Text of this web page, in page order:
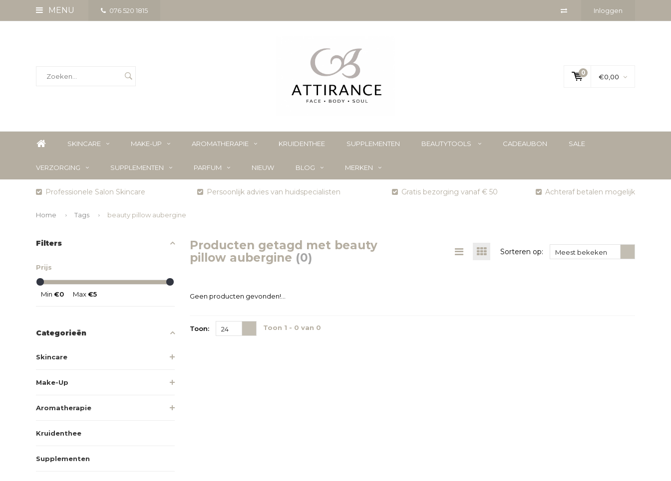
MENU 076 520 1815 Inloggen
0
€0,00
SKINCARE MAKE-UP AROMATHERAPIE KRUIDENTHEE SUPPLEMENTEN BEAUTYTOOLS CADEAUBON SALE
VERZORGING SUPPLEMENTEN PARFUM NIEUW BLOG MERKEN
Professionele Salon Skincare Persoonlijk advies van huidspecialisten Gratis bezorging vanaf € 50 Achteraf betalen mogelijk
Home Tags beauty pillow aubergine
Filters
Prijs
Min €0 Max€5
Categorieën
Skincare
Make-Up
Aromatherapie
Kruidenthee
Supplementen
Producten getagd met beauty
pillow aubergine (0) Sorteren op: Meest bekeken
Geen producten gevonden!...
Toon: 24 Toon 1 - 0 van 0